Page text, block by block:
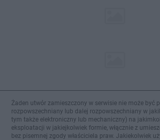
Żaden utwór zamieszczony w serwisie nie może być
rozpowszechniany lub dalej rozpowszechniany w
tym także elektroniczny lub mechaniczny) na
eksploatacji w jakiejkolwiek formie, włącznie z
bez pisemnej zgody właściciela praw. Jakiekolwiek